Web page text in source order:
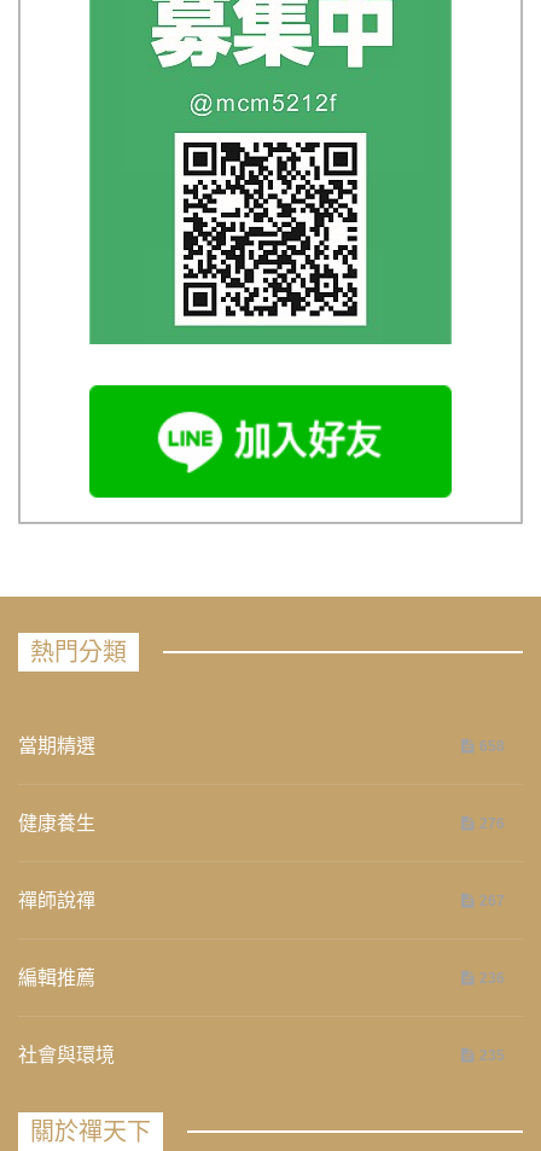
熱門分類
當期精選 658
健康養生 276
禪師說禪 267
編輯推薦 236
社會與環境 235
關於禪天下